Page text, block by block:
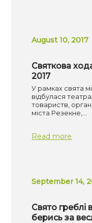
August 10, 2017
Святкова
2017
У рамках свята
відбулася
товариств,
міста Резекне,…
Read more
September 14,
Свято греблі
берись за